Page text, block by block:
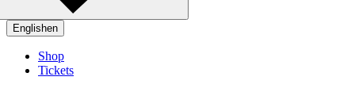
Englishen
Shop
Tickets